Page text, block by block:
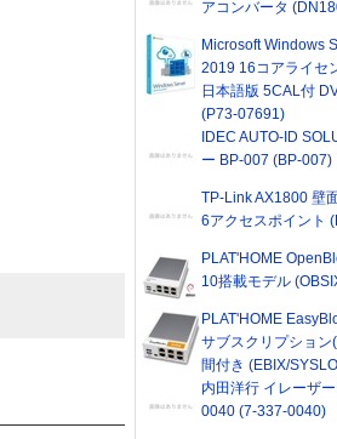
アコンバータ
Microsoft Windows
2019 16コアライセ
日本語版 5CAL付
(P73-07691)
IDEC AUTO-ID
ー BP-007 (BP-007)
TP-Link AX1800 壁
6アクセスポイント
PLAT'HOME
10搭載モデル
PLAT'HOME
サブスクリプショ
間付き (EBIX/
内田洋行 イレーザ
0040 (7-337-0040)